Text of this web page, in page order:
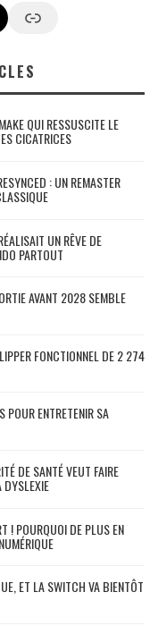
Google News
QUI RESSUSCITE LE
CICATRICES
: UN REMASTER
UN RÊVE DE
PARTOUT
AVANT 2028 SEMBLE
FONCTIONNEL DE 2 274
ENTRETENIR SA
DE SANTÉ VEUT FAIRE
DYSLEXIE
! POURQUOI DE PLUS EN
ET LA SWITCH VA BIENTÔT